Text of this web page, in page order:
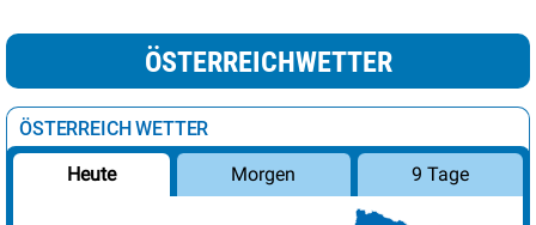
ÖSTERREICHWETTER
ÖSTERREICH WETTER
Heute Morgen 9 Tage